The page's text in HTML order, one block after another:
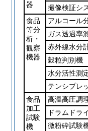
器
撮像検証シ
食品
等分
析・
観察
機器
アルコール
ガス透過率
赤外線水分
穀粒判別機
水分活性測
テンシプレ
食品
加工
試験
機
高温高圧調
ドラムドラ
微粉砕試験